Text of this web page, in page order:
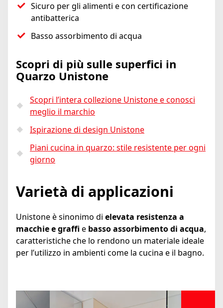
Sicuro per gli alimenti e con certificazione
antibatterica
Basso assorbimento di acqua
Scopri di più sulle superfici in
Quarzo Unistone
Scopri l’intera collezione Unistone e conosci
meglio il marchio
Ispirazione di design Unistone
Piani cucina in quarzo: stile resistente per ogni
giorno
Varietà di applicazioni
Unistone è sinonimo di elevata resistenza a
macchie e graffi e basso assorbimento di acqua,
caratteristiche che lo rendono un materiale ideale
per l’utilizzo in ambienti come la cucina e il bagno.